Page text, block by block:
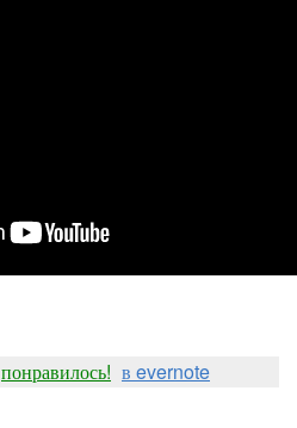
понравилось! в evernote